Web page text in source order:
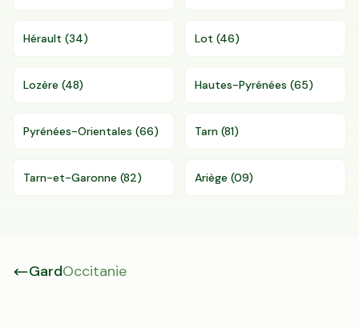
Hérault (34) Lot (46)
Lozère (48) Hautes-Pyrénées (65)
Pyrénées-Orientales (66) Tarn (81)
Tarn-et-Garonne (82) Ariège (09)
GardOccitanie